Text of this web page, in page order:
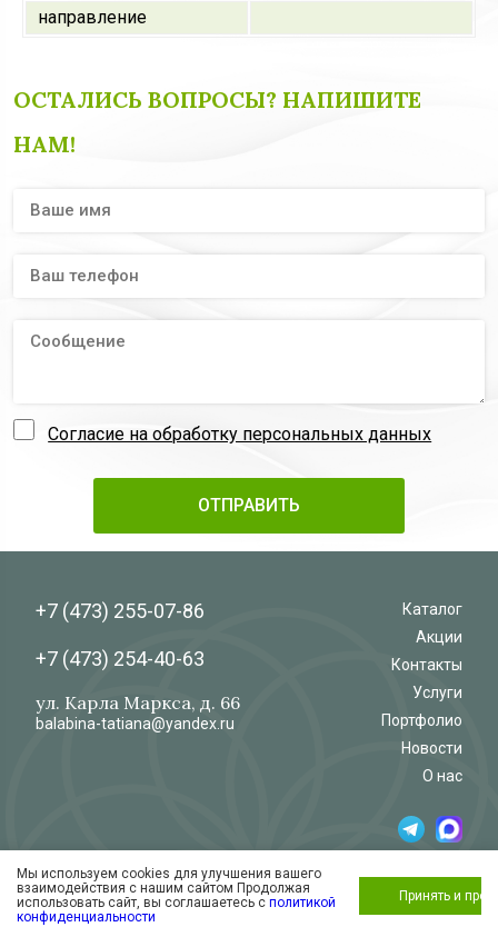
направление
ОСТАЛИСЬ ВОПРОСЫ? НАПИШИТЕ
НАМ!
Согласие на обработку персональных данных
+7 (473) 255-07-86
+7 (473) 254-40-63
ул. Карла Маркса, д. 66
balabina-tatiana@yandex.ru
Каталог
Акции
Контакты
Услуги
Портфолио
Новости
О нас
© 2026
Обработка и защита персональных данных
Согласие на обработку персональных
данных
Салон-магазин
«Флёр»
Мы используем cookies для улучшения вашего
взаимодействия с нашим сайтом Продолжая
использовать сайт, вы соглашаетесь с политикой
конфиденциальности
Принять и